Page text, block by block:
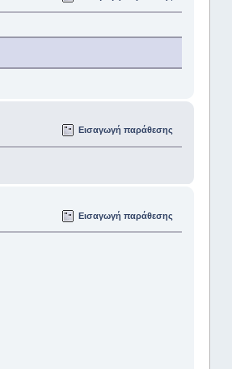
Εισαγωγή παράθεσης
Εισαγωγή παράθεσης